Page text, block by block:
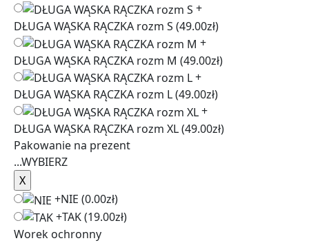
+
DŁUGA WĄSKA RĄCZKA rozm S (49.00zł)
+
DŁUGA WĄSKA RĄCZKA rozm M (49.00zł)
+
DŁUGA WĄSKA RĄCZKA rozm L(49.00zł)
+
DŁUGA WĄSKA RĄCZKA rozm XL(49.00zł)
Pakowanie na prezent
...WYBIERZ
+NIE (0.00zł)
+TAK(19.00zł)
Worek ochronny